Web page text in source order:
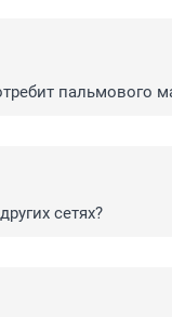
пальмового
сетях?